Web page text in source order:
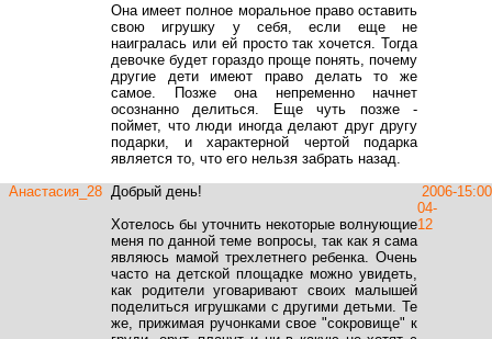
Она имеет полное моральное право оставить
свою игрушку у себя, если еще не
наигралась или ей просто так хочется. Тогда
девочке будет гораздо проще понять, почему
другие дети имеют право делать то же
самое. Позже она непременно начнет
осознанно делиться. Еще чуть позже -
поймет, что люди иногда делают друг другу
подарки, и характерной чертой подарка
является то, что его нельзя забрать назад.
Анастасия_28 Добрый день!
Хотелось бы уточнить некоторые волнующие
меня по данной теме вопросы, так как я сама
являюсь мамой трехлетнего ребенка. Очень
часто на детской площадке можно увидеть,
как родители уговаривают своих малышей
поделиться игрушками с другими детьми. Те
же, прижимая ручонками свое "сокровище" к
2006-
04-
12